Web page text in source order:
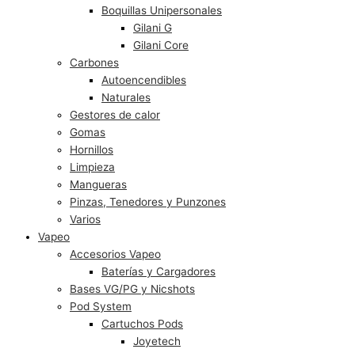
Boquillas Unipersonales
Gilani G
Gilani Core
Carbones
Autoencendibles
Naturales
Gestores de calor
Gomas
Hornillos
Limpieza
Mangueras
Pinzas, Tenedores y Punzones
Varios
Vapeo
Accesorios Vapeo
Baterías y Cargadores
Bases VG/PG y Nicshots
Pod System
Cartuchos Pods
Joyetech